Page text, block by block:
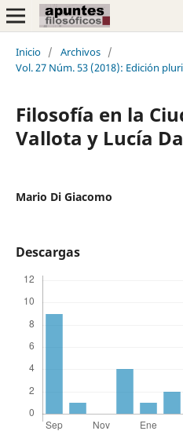
Inicio / Archivos /
Vol. 27 Núm. 53 (2018): Edición
Filosofía en la
Vallota y Lucía
Mario Di Giacomo
Descargas